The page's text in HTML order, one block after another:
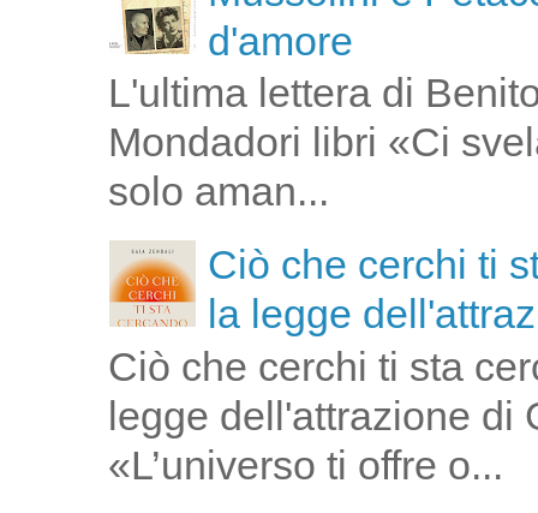
d'amore
L'ultima lettera di
Mondadori libri «Ci
solo aman...
Ciò che cerchi ti
la legge
Ciò che cerchi ti sta
legge dell'attrazione di
«L’universo ti offre o...